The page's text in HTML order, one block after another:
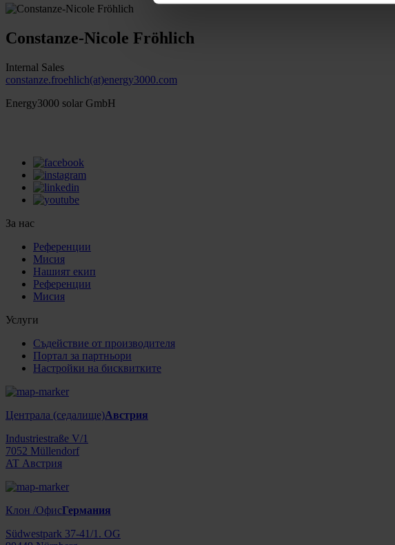
Constanze-Nicole Fröhlich
Internal Sales
constanze.froehlich(at)energy3000.com
Energy3000 solar GmbH
За нас
Референции
Мисия
Нашият екип
Референции
Мисия
Услуги
Съдействие от производителя
Портал за партньори
Настройки на бисквитките
Централа (седалище)Австрия
Industriestraße V/1
7052 Müllendorf
AT Австрия
Клон /ОфисГермания
Südwestpark 37-41/1. OG